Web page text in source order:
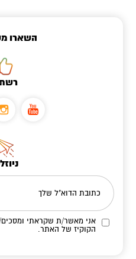
השארו
כתובת הדוא"ל שלך
אני מאשר/ת שקראתי
הקוקיז של האתר.